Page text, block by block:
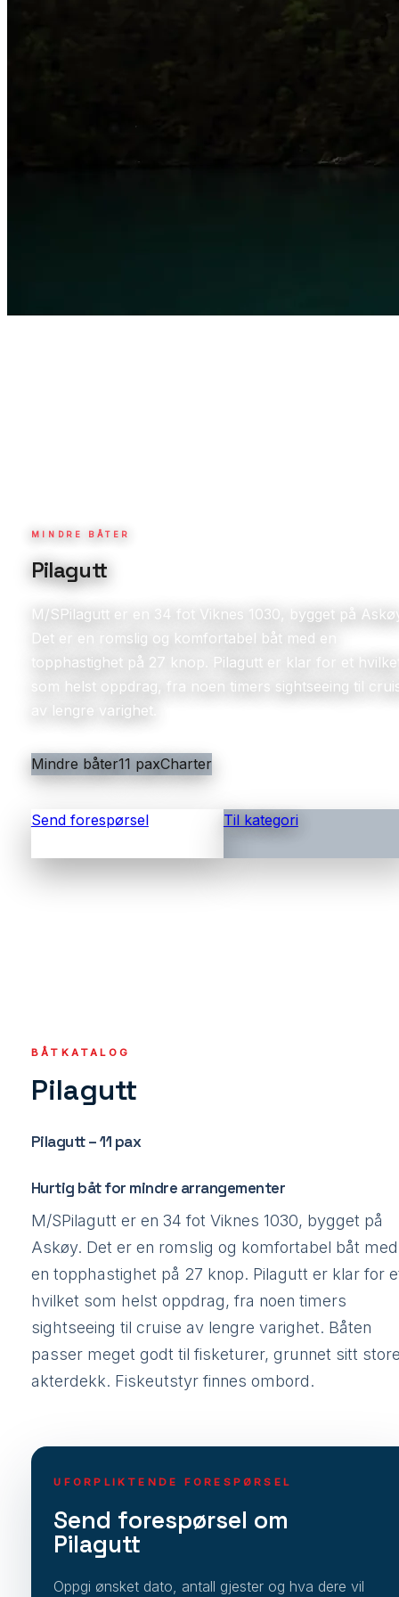
MINDRE BÅTER
Pilagutt
M/SPilagutt er en 34 fot Viknes 1030, bygget på
Det er en romslig og komfortabel båt med en
topphastighet på 27 knop. Pilagutt er klar for et
som helst oppdrag, fra noen timers sightseeing til
av lengre varighet.
Mindre båter11 paxCharter
Send forespørsel Til kategori
BÅTKATALOG
Pilagutt
Pilagutt – 11 pax
Hurtig båt for mindre arrangementer
M/SPilagutt er en 34 fot Viknes 1030, bygget på
Askøy. Det er en romslig og komfortabel båt med
en topphastighet på 27 knop. Pilagutt er klar for
hvilket som helst oppdrag, fra noen timers
sightseeing til cruise av lengre varighet. Båten
passer meget godt til fisketurer, grunnet sitt
akterdekk. Fiskeutstyr finnes ombord.
UFORPLIKTENDE FORESPØRSEL
Send forespørsel om
Pilagutt
Oppgi ønsket dato, antall gjester og hva dere vil